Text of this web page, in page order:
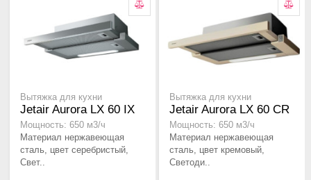
Вытяжка для кухни
Jetair Aurora LX 60 IX
Мощность: 650 м3/ч
Материал нержавеющая
сталь, цвет серебристый,
Свет..
Вытяжка для кухни
Jetair Aurora LX 60 CR
Мощность: 650 м3/ч
Материал нержавеющая
сталь, цвет кремовый,
Светоди..